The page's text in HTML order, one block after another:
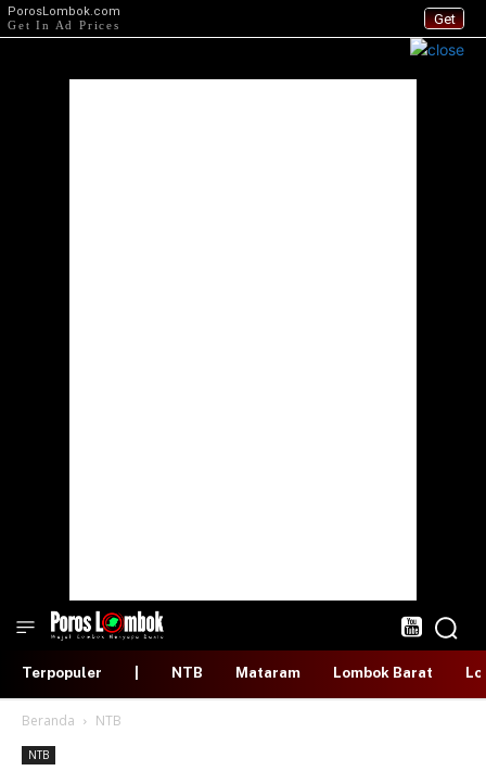
Get
PorosLombok.com
Get In Ad Prices
Terpopuler NTB Mataram Lombok Barat
Beranda NTB
NTB